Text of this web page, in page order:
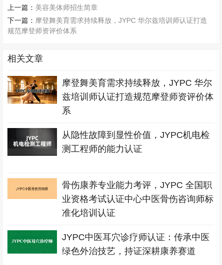
上一篇： 美容美体师招生简章
下一篇： 摩登舞美育需求持续释放，JYPC 华尔兹培训师认证打造
规范摩登师资评价体系
相关文章
摩登舞美育需求持续释放，JYPC 华尔
兹培训师认证打造规范摩登师资评价体
系
从隐性故障到显性价值，JYPC机电检
测工程师的能力认证
骨伤康养专业能力考评，JYPC 全国职
业资格考试认证中心中医骨伤咨询师标
准化培训认证
JYPC中医耳穴诊疗师认证：传承中医
绿色外治技艺，持证深耕康养赛道